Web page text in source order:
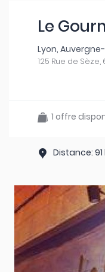
Le
Lyon,
125 Rue de
1 offre
Distance: 91